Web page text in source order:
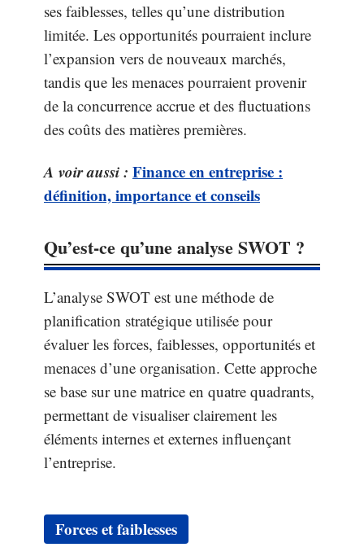
ses faiblesses, telles qu’une distribution
limitée. Les opportunités pourraient inclure
l’expansion vers de nouveaux marchés,
tandis que les menaces pourraient provenir
de la concurrence accrue et des fluctuations
des coûts des matières premières.
A voir aussi : Finance en entreprise :
définition, importance et conseils
Qu’est-ce qu’une analyse SWOT ?
L’analyse SWOT est une méthode de
planification stratégique utilisée pour
évaluer les forces, faiblesses, opportunités et
menaces d’une organisation. Cette approche
se base sur une matrice en quatre quadrants,
permettant de visualiser clairement les
éléments internes et externes influençant
l’entreprise.
Forces et faiblesses